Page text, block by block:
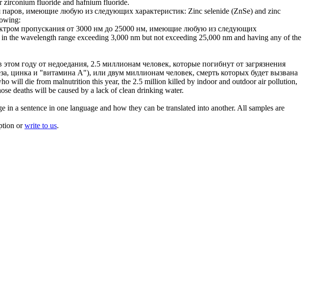
zirconium fluoride and hafnium fluoride.
имеющие любую из следующих характеристик: Zinc selenide (ZnSe) and zinc
пропускания от 3000 нм до 25000 нм, имеющие любую из следующих
the wavelength range exceeding 3,000 nm but not exceeding 25,000 nm and having any of the
году от недоедания, 2.5 миллионам человек, которые погибнут от загрязнения
цинка и "витамина А"), или двум миллионам человек, смерть которых будет вызвана
will die from malnutrition this year, the 2.5 million killed by indoor and outdoor air pollution,
deaths will be caused by a lack of clean drinking water.
a sentence in one language and how they can be translated into another. All samples are
orwrite to us.